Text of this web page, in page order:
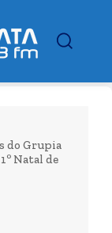
do Grupia
Natal de